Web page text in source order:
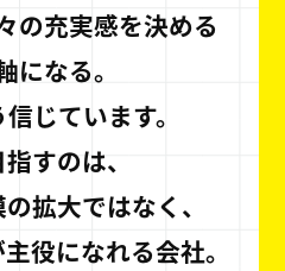
の充実感を決める
になる。
じています。
すのは、
拡大ではなく、
役になれる会社。